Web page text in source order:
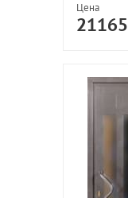
Цена
21165